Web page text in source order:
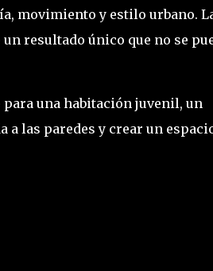
movimiento y estilo urbano.
resultado único que no se
para una habitación juvenil, un
las paredes y crear un